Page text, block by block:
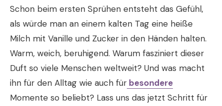
Schon beim ersten Sprühen entsteht das Gefühl,
als würde man an einem kalten Tag eine heiße
Milch mit Vanille und Zucker in den Händen halten.
Warm, weich, beruhigend. Warum fasziniert dieser
Duft so viele Menschen weltweit? Und was macht
ihn für den Alltag wie auch für besondere
Momente so beliebt? Lass uns das jetzt Schritt für